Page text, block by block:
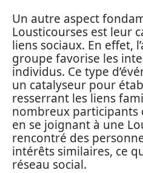
Un autre aspect
Lousticourses est leur
liens sociaux. En effet,
groupe favorise les
individus. Ce type
un catalyseur pour
resserrant les liens
nombreux
en se joignant à une
rencontré des
intérêts similaires, ce
réseau social.